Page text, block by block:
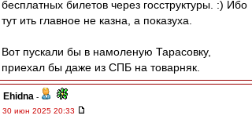
бесплатных билетов через госструктуры. :) Ибо
тут ить главное не казна, а показуха.
Вот пускали бы в намоленую Тарасовку,
приехал бы даже из СПБ на товарняк.
Ehidna -
30 июн 2025 20:33